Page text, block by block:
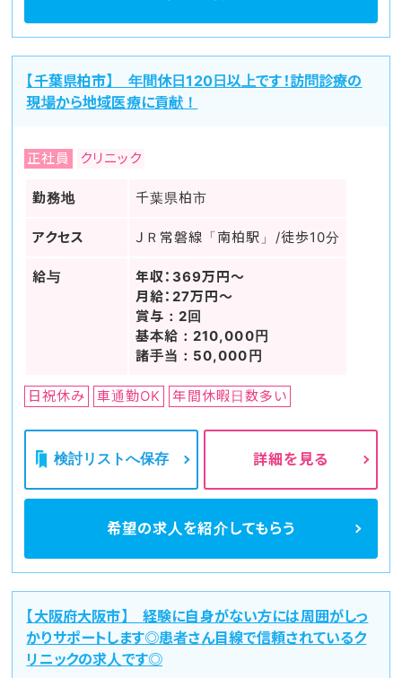
【千葉県柏市】 年間休日120日以上です！訪問診療の
現場から地域医療に貢献！
正社員 クリニック
勤務地 千葉県柏市
アクセス ＪＲ常磐線「南柏駅」/徒歩10分
給与
年収：369万円～
月給：27万円～
賞与：2回
基本給：210,000円
諸手当：50,000円
日祝休み 車通勤OK 年間休暇日数多い
検討リストへ保存 詳細を見る
希望の求人を紹介してもらう
【大阪府大阪市】 経験に自身がない方には周囲がしっ
かりサポートします◎患者さん目線で信頼されているク
リニックの求人です◎